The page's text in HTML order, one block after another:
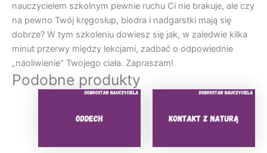
nauczycielem szkolnym pewnie ruchu Ci nie brakuje, ale czy
na pewno Twój kręgosłup, biodra i nadgarstki mają się
dobrze? W tym szkoleniu dowiesz się jak, w zaledwie kilka
minut przerwy między lekcjami, zadbać o odpowiednie
„naoliwienie” Twojego ciała. Zapraszam!
Podobne produkty